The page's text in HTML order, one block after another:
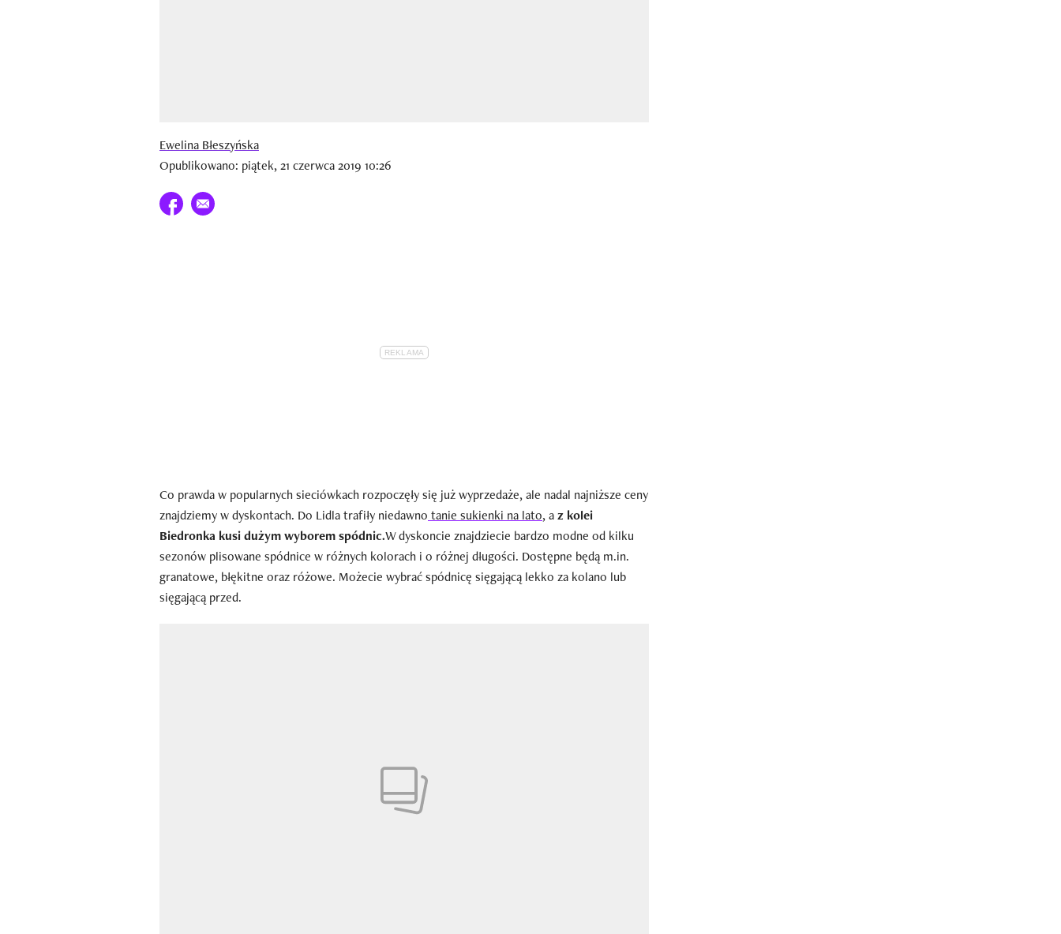
Ewelina Błeszyńska
Opublikowano: piątek, 21 czerwca 2019 10:26
Udostępnij na facebook
E-mail do przyjaciela
Co prawda w popularnych sieciówkach rozpoczęły się już wyprzedaże, ale nadal najniższe ceny
znajdziemy w dyskontach. Do Lidla trafiły niedawno tanie sukienki na lato, az kolei
Biedronka kusi dużym wyborem spódnic.W dyskoncie znajdziecie bardzo modne od kilku
sezonów plisowane spódnice w różnych kolorach i o różnej długości. Dostępne będą m.in.
granatowe, błękitne oraz różowe. Możecie wybrać spódnicę sięgającą lekko za kolano lub
sięgającą przed.